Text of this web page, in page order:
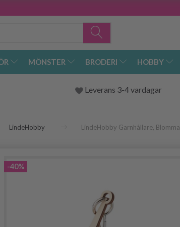
MÖNSTER BRODERI HOBBY
Leverans 3-4 vardagar
LindeHobby LindeHobby Garnhållare, Blomma
-40%